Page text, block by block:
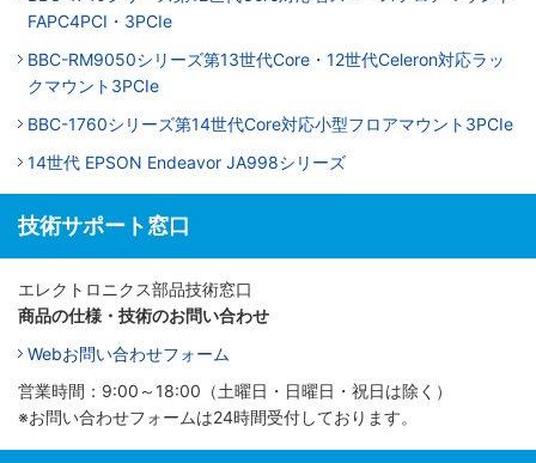
FAPC4PCI・3PCIe
BBC-RM9050シリーズ第13世代Core・12世代Celeron対応ラッ
クマウント3PCIe
BBC-1760シリーズ第14世代Core対応小型フロアマウント3PCIe
14世代 EPSON Endeavor JA998シリーズ
技術サポート窓口
エレクトロニクス部品技術窓口
商品の仕様・技術のお問い合わせ
Webお問い合わせフォーム
営業時間：9:00～18:00（土曜日・日曜日・祝日は除く）
※お問い合わせフォームは24時間受付しております。